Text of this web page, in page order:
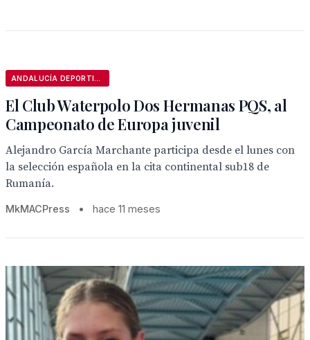
El Club Waterpolo Dos Hermanas PQS, al
Campeonato de Europa juvenil
Alejandro García Marchante participa desde el lunes con
la selección española en la cita continental sub18 de
Rumanía.
MkMACPress • hace 11 meses